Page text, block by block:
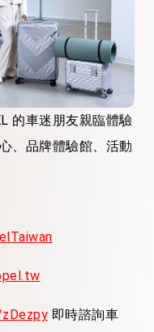
的車迷朋友親臨體驗
、品牌體驗館、 活動
即時諮詢車